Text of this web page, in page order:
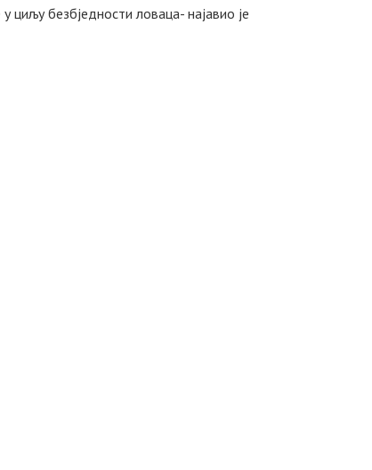
безбједности ловаца- најавио је